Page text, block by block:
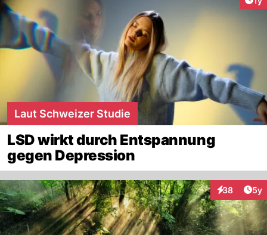
Laut Schweizer Studie
LSD wirkt durch Entspannung
gegen Depression
38
Interaktionen
5y